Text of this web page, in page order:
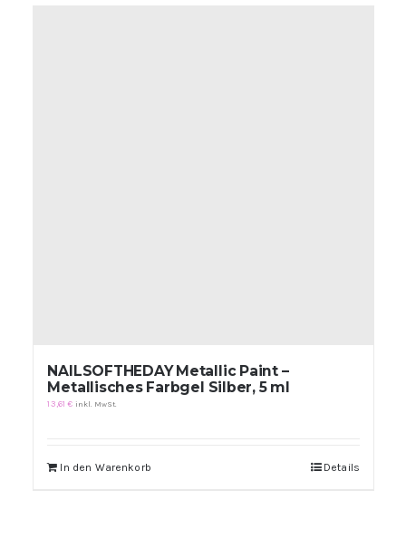
NAILSOFTHEDAY Metallic Paint –
Metallisches Farbgel Silber, 5 ml
13,61€ inkl. MwSt.
In den Warenkorb Details